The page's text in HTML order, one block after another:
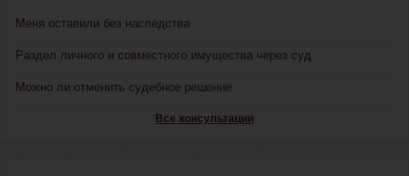
Меня оставили без наследства
Раздел личного и совместного имущества через суд
Можно ли отменить судебное решение
Все консультации